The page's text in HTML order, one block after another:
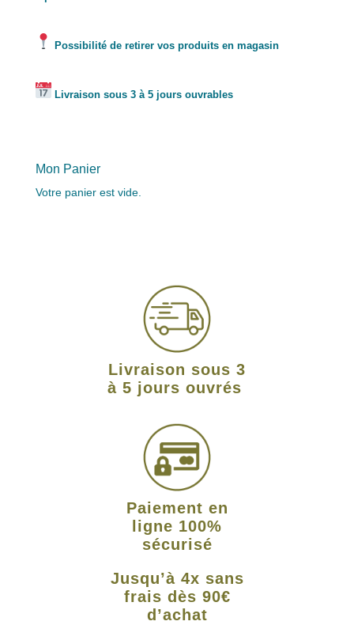
Possibilité de retirer vos produits en magasin
Livraison sous 3 à 5 jours ouvrables
Mon Panier
Votre panier est vide.
Livraison sous 3
à 5 jours ouvrés
Paiement en
ligne 100%
sécurisé
Jusqu’à 4x sans
frais dès 90€
d’achat